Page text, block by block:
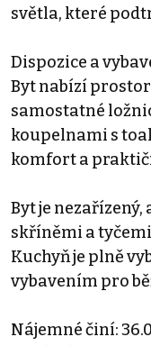
světla, které
Dispozice a
Byt nabízí
samostatné
koupelnami s
komfort a
Byt je
skříněmi a
Kuchyň je plně
vybavením pro
Nájemné činí: